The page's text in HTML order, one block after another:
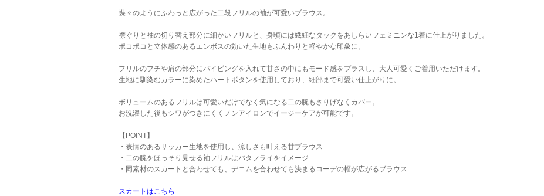
蝶々のようにふわっと広がった二段フリルの袖が可愛いブラウス。
襟ぐりと袖の切り替え部分に細かいフリルと、身頃には繊細なタックをあしらいフェミニンな1着に仕上がりました。
ポコポコと立体感のあるエンボスの効いた生地もふんわりと軽やかな印象に。
フリルのフチや肩の部分にパイピングを入れて甘さの中にもモード感をプラスし、大人可愛くご着用いただけます。
生地に馴染むカラーに染めたハートボタンを使用しており、細部まで可愛い仕上がりに。
ボリュームのあるフリルは可愛いだけでなく気になる二の腕もさりげなくカバー。
お洗濯した後もシワがつきにくくノンアイロンでイージーケアが可能です。
【POINT】
・表情のあるサッカー生地を使用し、涼しさも叶える甘ブラウス
・二の腕をほっそり見せる袖フリルはバタフライをイメージ
・同素材のスカートと合わせても、デニムを合わせても決まるコーデの幅が広がるブラウス
スカートはこちら